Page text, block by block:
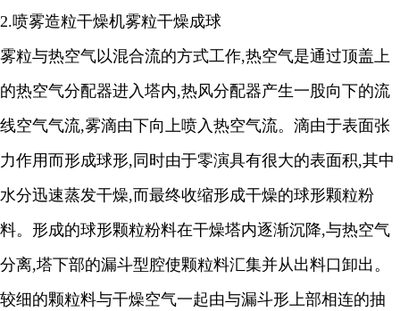
2.喷雾造粒干燥机雾粒干燥成球
雾粒与热空气以混合流的方式工作,热空气是通过顶盖上
的热空气分配器进入塔内,热风分配器产生一股向下的流
线空气气流,雾滴由下向上喷入热空气流。滴由于表面张
力作用而形成球形, 同时由于零演具有很大的表面积,其中
水分迅速蒸发干燥,而最终收缩形成干燥的球形颗粒粉
料。形成的球形颗粒粉料在干燥塔内逐渐沉降,与热空气
分离,塔下部的漏斗型腔使颗粒料汇集并从出料口卸出。
较细的颗粒料与干燥空气一起由与漏斗形上部相连的抽